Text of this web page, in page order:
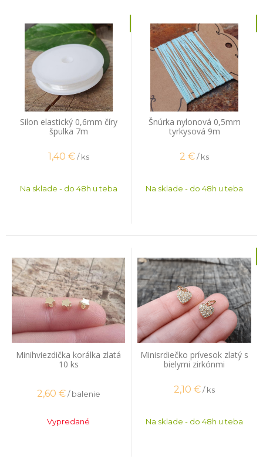
Silon elastický 0,6mm číry
špulka 7m
1,40 € / ks
Na sklade - do 48h u teba
Šnúrka nylonová 0,5mm
tyrkysová 9m
2 €/ ks
Na sklade - do 48h u teba
Minihviezdička korálka zlatá
10 ks
2,60 € / balenie
Vypredané
Minisrdiečko prívesok zlatý s
bielymi zirkónmi
2,10 €/ ks
Na sklade - do 48h u teba